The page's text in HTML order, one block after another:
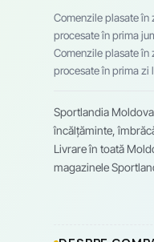
Comenzile plasate în
procesate în prima
Comenzile plasate în
procesate în prima zi
Sportlandia
încălțăminte,
Livrare în toată
magazinele